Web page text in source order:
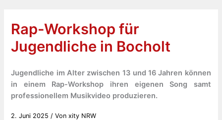
Rap-Workshop für
Jugendliche in Bocholt
Jugendliche im Alter zwischen 13 und 16 Jahren können
in einem Rap-Workshop ihren eigenen Song samt
professionellem Musikvideo produzieren.
2. Juni 2025 / Vonxity NRW